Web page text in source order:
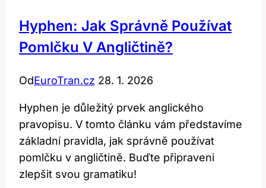
Hyphen: Jak Správně Používat
Pomlčku V Angličtině?
OdEuroTran.cz 28. 1. 2026
Hyphen je důležitý prvek anglického
pravopisu. V tomto článku vám představíme
základní pravidla, jak správně používat
pomlčku v angličtině. Buďte připraveni
zlepšit svou gramatiku!